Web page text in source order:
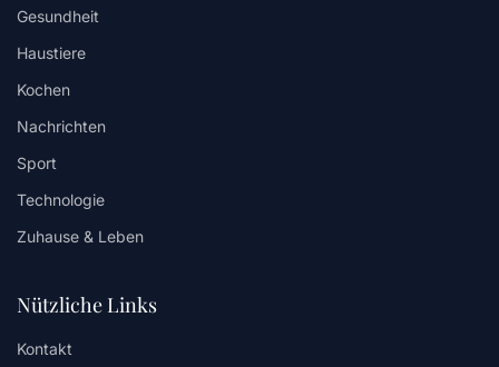
Gesundheit
Haustiere
Kochen
Nachrichten
Sport
Technologie
Zuhause & Leben
Nützliche Links
Kontakt